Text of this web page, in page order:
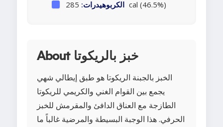
الكربوهيدرات: 285 cal (46.5%)
About خبز بالريكوتا
الخبز بالجبنة الريكوتا هو طبق إيطالي شهي
يجمع بين القوام الغني والكريمي للريكوتا
الطازجة مع العناق الدافئ والمقرمش للخبز
الحرفي. هذا الوجبة البسيطة والمرضية غالباً ما